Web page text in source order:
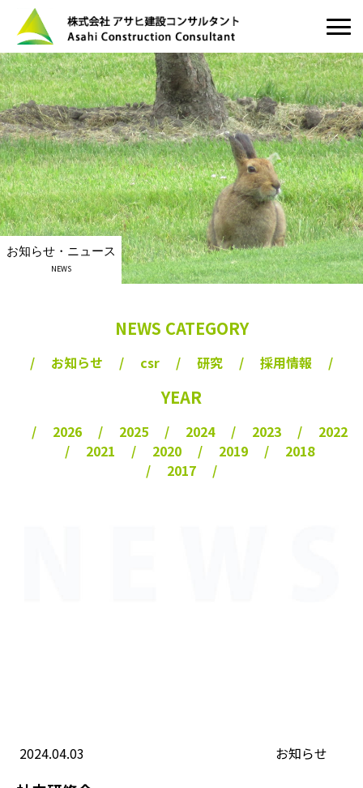
お知らせ・ニュース
NEWS
NEWS CATEGORY
お知らせ csr 研究 採用情報
YEAR
2026 2025 2024 2023
2022
2021
2020 2019
2018
2017
2024.04.03 お知らせ